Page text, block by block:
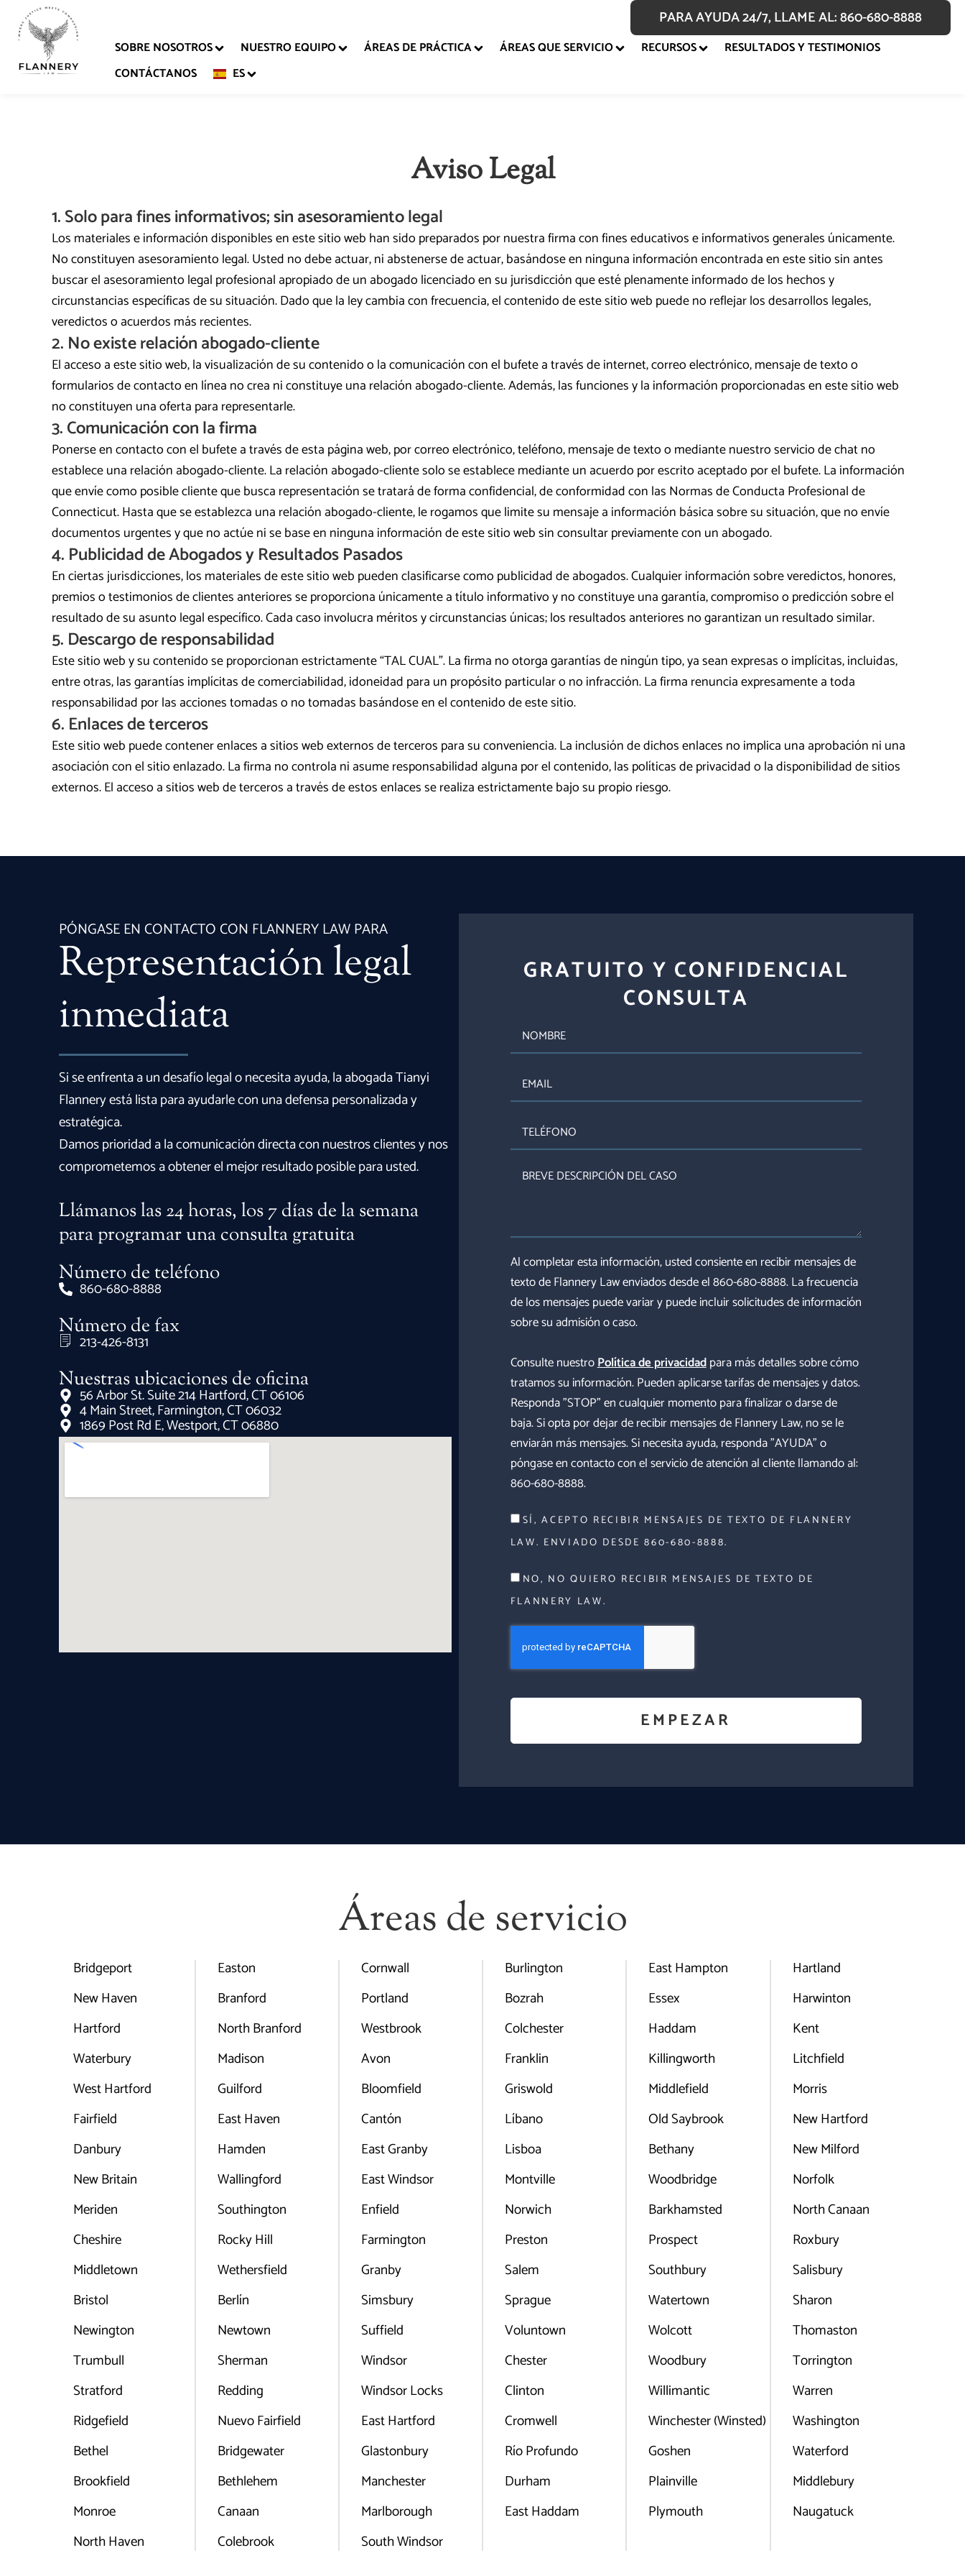
contenido
PARA AYUDA 24/7, LLAME AL: 860-680-8888
SOBRE NOSOTROS NUESTRO EQUIPO ÁREAS DE PRÁCTICA ÁREAS QUE SERVICIO RECURSOS
RESULTADOS Y TESTIMONIOS
CONTÁCTANOS
ES
Aviso Legal
1. Solo para fines informativos; sin asesoramiento legal
Los materiales e información disponibles en este sitio web han sido preparados por nuestra firma con fines educativos e informativos generales únicamente.
No constituyen asesoramiento legal. Usted no debe actuar, ni abstenerse de actuar, basándose en ninguna información encontrada en este sitio sin antes
buscar el asesoramiento legal profesional apropiado de un abogado licenciado en su jurisdicción que esté plenamente informado de los hechos y
circunstancias específicas de su situación. Dado que la ley cambia con frecuencia, el contenido de este sitio web puede no reflejar los desarrollos legales,
veredictos o acuerdos más recientes.
2. No existe relación abogado-cliente
El acceso a este sitio web, la visualización de su contenido o la comunicación con el bufete a través de internet, correo electrónico, mensaje de texto o
formularios de contacto en línea no crea ni constituye una relación abogado-cliente. Además, las funciones y la información proporcionadas en este sitio web
no constituyen una oferta para representarle.
3. Comunicación con la firma
Ponerse en contacto con el bufete a través de esta página web, por correo electrónico, teléfono, mensaje de texto o mediante nuestro servicio de chat no
establece una relación abogado-cliente. La relación abogado-cliente solo se establece mediante un acuerdo por escrito aceptado por el bufete. La información
que envíe como posible cliente que busca representación se tratará de forma confidencial, de conformidad con las Normas de Conducta Profesional de
Connecticut. Hasta que se establezca una relación abogado-cliente, le rogamos que limite su mensaje a información básica sobre su situación, que no envíe
documentos urgentes y que no actúe ni se base en ninguna información de este sitio web sin consultar previamente con un abogado.
4. Publicidad de Abogados y Resultados Pasados
En ciertas jurisdicciones, los materiales de este sitio web pueden clasificarse como publicidad de abogados. Cualquier información sobre veredictos, honores,
premios o testimonios de clientes anteriores se proporciona únicamente a título informativo y no constituye una garantía, compromiso o predicción sobre el
resultado de su asunto legal específico. Cada caso involucra méritos y circunstancias únicas; los resultados anteriores no garantizan un resultado similar.
5. Descargo de responsabilidad
Este sitio web y su contenido se proporcionan estrictamente “TAL CUAL”. La firma no otorga garantías de ningún tipo, ya sean expresas o implícitas, incluidas,
entre otras, las garantías implícitas de comerciabilidad, idoneidad para un propósito particular o no infracción. La firma renuncia expresamente a toda
responsabilidad por las acciones tomadas o no tomadas basándose en el contenido de este sitio.
6. Enlaces de terceros
Este sitio web puede contener enlaces a sitios web externos de terceros para su conveniencia. La inclusión de dichos enlaces no implica una aprobación ni una
asociación con el sitio enlazado. La firma no controla ni asume responsabilidad alguna por el contenido, las políticas de privacidad o la disponibilidad de sitios
externos. El acceso a sitios web de terceros a través de estos enlaces se realiza estrictamente bajo su propio riesgo.
PÓNGASE EN CONTACTO CON FLANNERY LAW PARA
Representación legal
inmediata
Si se enfrenta a un desafío legal o necesita ayuda, la abogada Tianyi
Flannery está lista para ayudarle con una defensa personalizada y
estratégica.
Damos prioridad a la comunicación directa con nuestros clientes y nos
comprometemos a obtener el mejor resultado posible para usted.
Llámanos las 24 horas, los 7 días de la semana
para programar una consulta gratuita
Número de teléfono
860-680-8888
Número de fax
213-426-8131
Nuestras ubicaciones de oficina
56 Arbor St. Suite 214 Hartford, CT 06106
4 Main Street, Farmington, CT 06032
1869 Post Rd E, Westport, CT 06880
GRATUITO Y CONFIDENCIAL
CONSULTA
NOMBRE
EMAIL
TELÉFONO
BREVE
DESCRIPCIÓN
Al completar esta información, usted consiente en recibir mensajes de
texto de Flannery Law enviados desde el 860-680-8888. La frecuencia
de los mensajes puede variar y puede incluir solicitudes de información
sobre su admisión o caso.
Consulte nuestroPolítica de privacidadpara más detalles sobre cómo
tratamos su información. Pueden aplicarse tarifas de mensajes y datos.
Responda "STOP" en cualquier momento para finalizar o darse de
baja. Si opta por dejar de recibir mensajes de Flannery Law, no se le
enviarán más mensajes. Si necesita ayuda, responda "AYUDA" o
póngase en contacto con el servicio de atención al cliente llamando al:
860-680-8888.
SÍ, ACEPTO RECIBIR MENSAJES DE TEXTO DE FLANNERY
LAW. ENVIADO DESDE 860-680-8888.
NO, NO QUIERO RECIBIR MENSAJES DE TEXTO DE
FLANNERY LAW.
EMPEZAR
Áreas de servicio
Bridgeport
New Haven
Hartford
Waterbury
West Hartford
Fairfield
Danbury
New Britain
Meriden
Cheshire
Middletown
Bristol
Newington
Trumbull
Stratford
Ridgefield
Bethel
Brookfield
Monroe
North Haven
Easton
Branford
North Branford
Madison
Guilford
East Haven
Hamden
Wallingford
Southington
Rocky Hill
Wethersfield
Berlín
Newtown
Sherman
Redding
Nuevo Fairfield
Bridgewater
Bethlehem
Canaan
Colebrook
Cornwall
Portland
Westbrook
Avon
Bloomfield
Cantón
East Granby
East Windsor
Enfield
Farmington
Granby
Simsbury
Suffield
Windsor
Windsor Locks
East Hartford
Glastonbury
Manchester
Marlborough
South Windsor
Burlington
Bozrah
Colchester
Franklin
Griswold
Líbano
Lisboa
Montville
Norwich
Preston
Salem
Sprague
Voluntown
Chester
Clinton
Cromwell
Río Profundo
Durham
East Haddam
East Hampton
Essex
Haddam
Killingworth
Middlefield
Old Saybrook
Bethany
Woodbridge
Barkhamsted
Prospect
Southbury
Watertown
Wolcott
Woodbury
Willimantic
Winchester (Winsted)
Goshen
Plainville
Plymouth
Hartland
Harwinton
Kent
Litchfield
Morris
New Hartford
New Milford
Norfolk
North Canaan
Roxbury
Salisbury
Sharon
Thomaston
Torrington
Warren
Washington
Waterford
Middlebury
Naugatuck